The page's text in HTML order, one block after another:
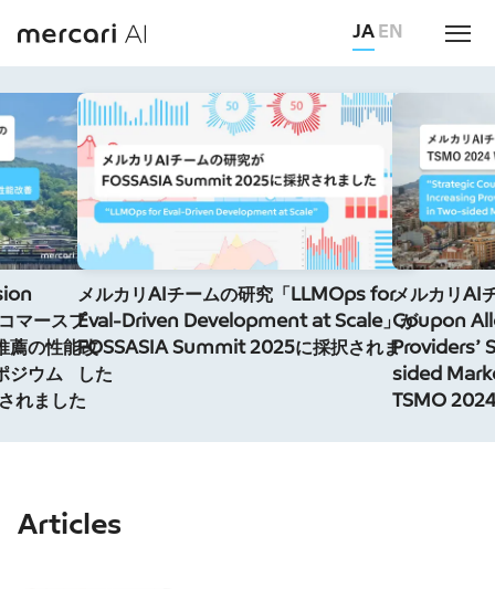
JA EN
マースプ
薦の性能改
ジウム
れました
メルカリAIチームの研究「LLMOps for
Eval-Driven Development at Scale」が
FOSSASIA Summit 2025に採択されま
した
メルカリAI
Coupon
Providers’
sided
TSMO
Articles